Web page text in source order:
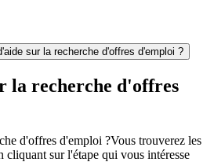
sur la recherche d'offres d'emploi ?
la recherche d'offres
d'offres d'emploi ?Vous trouverez les
cliquant sur l'étape qui vous intéresse